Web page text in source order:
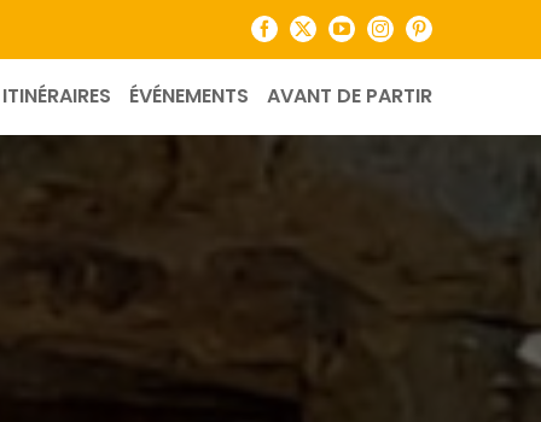
Facebook
X YouTubeInstagramPinterest
ÉVÉNEMENTS AVANT DE PARTIR